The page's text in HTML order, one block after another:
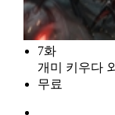
7화
개미 키우다
무료